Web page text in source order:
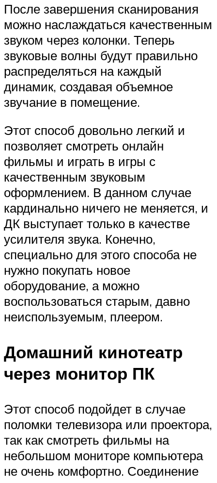
После завершения сканирования
можно наслаждаться качественным
звуком через колонки. Теперь
звуковые волны будут правильно
распределяться на каждый
динамик, создавая объемное
звучание в помещение.
Этот способ довольно легкий и
позволяет смотреть онлайн
фильмы и играть в игры с
качественным звуковым
оформлением. В данном случае
кардинально ничего не меняется, и
ДК выступает только в качестве
усилителя звука. Конечно,
специально для этого способа не
нужно покупать новое
оборудование, а можно
воспользоваться старым, давно
неиспользуемым, плеером.
Домашний кинотеатр
через монитор ПК
Этот способ подойдет в случае
поломки телевизора или проектора,
так как смотреть фильмы на
небольшом мониторе компьютера
не очень комфортно. Соединение